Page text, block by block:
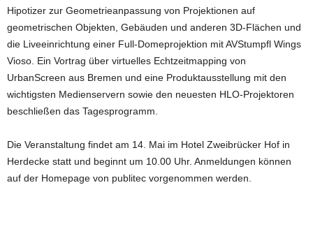
Hipotizer zur Geometrieanpassung von Projektionen auf
geometrischen Objekten, Gebäuden und anderen 3D-Flächen und
die Liveeinrichtung einer Full-Domeprojektion mit AVStumpfl Wings
Vioso. Ein Vortrag über virtuelles Echtzeitmapping von
UrbanScreen aus Bremen und eine Produktausstellung mit den
wichtigsten Medienservern sowie den neuesten HLO-Projektoren
beschließen das Tagesprogramm.
Die Veranstaltung findet am 14. Mai im Hotel Zweibrücker Hof in
Herdecke statt und beginnt um 10.00 Uhr. Anmeldungen können
auf der Homepage von publitec vorgenommen werden.